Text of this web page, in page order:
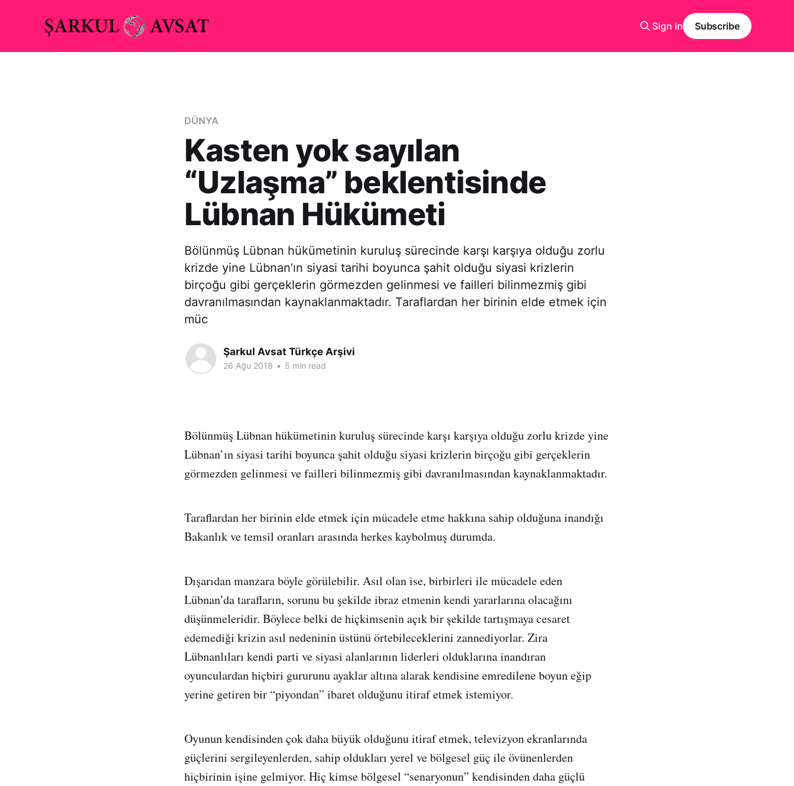
Sign in Subscribe
DÜNYA
Kasten yok sayılan
“Uzlaşma” beklentisinde
Lübnan Hükümeti
Bölünmüş Lübnan hükümetinin kuruluş sürecinde karşı karşıya olduğu zorlu
krizde yine Lübnan’ın siyasi tarihi boyunca şahit olduğu siyasi krizlerin
birçoğu gibi gerçeklerin görmezden gelinmesi ve failleri bilinmezmiş gibi
davranılmasından kaynaklanmaktadır. Taraflardan her birinin elde etmek için
müc
Şarkul Avsat Türkçe Arşivi
26 Ağu 2018 • 5 min read
Bölünmüş Lübnan hükümetinin kuruluş sürecinde karşı karşıya olduğu zorlu krizde yine
Lübnan’ın siyasi tarihi boyunca şahit olduğu siyasi krizlerin birçoğu gibi gerçeklerin
görmezden gelinmesi ve failleri bilinmezmiş gibi davranılmasından kaynaklanmaktadır.
Taraflardan her birinin elde etmek için mücadele etme hakkına sahip olduğuna inandığı
Bakanlık ve temsil oranları arasında herkes kaybolmuş durumda.
Dışarıdan manzara böyle görülebilir. Asıl olan ise, birbirleri ile mücadele eden
Lübnan’da tarafların, sorunu bu şekilde ibraz etmenin kendi yararlarına olacağını
düşünmeleridir. Böylece belki de hiçkimsenin açık bir şekilde tartışmaya cesaret
edemediği krizin asıl nedeninin üstünü örtebileceklerini zannediyorlar. Zira
Lübnanlıları kendi parti ve siyasi alanlarının liderleri olduklarına inandıran
oyunculardan hiçbiri gururunu ayaklar altına alarak kendisine emredilene boyun eğip
yerine getiren bir “piyondan” ibaret olduğunu itiraf etmek istemiyor.
Oyunun kendisinden çok daha büyük olduğunu itiraf etmek, televizyon ekranlarında
güçlerini sergileyenlerden, sahip oldukları yerel ve bölgesel güç ile övünenlerden
hiçbirinin işine gelmiyor. Hiç kimse bölgesel “senaryonun” kendisinden daha güçlü